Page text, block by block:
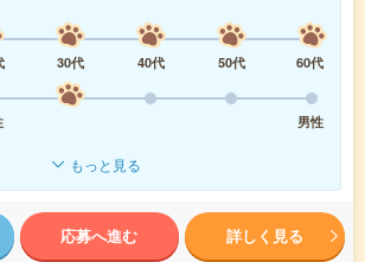
30代 40代 50代
60代
男性
もっと見る
応募へ進む 詳しく見る